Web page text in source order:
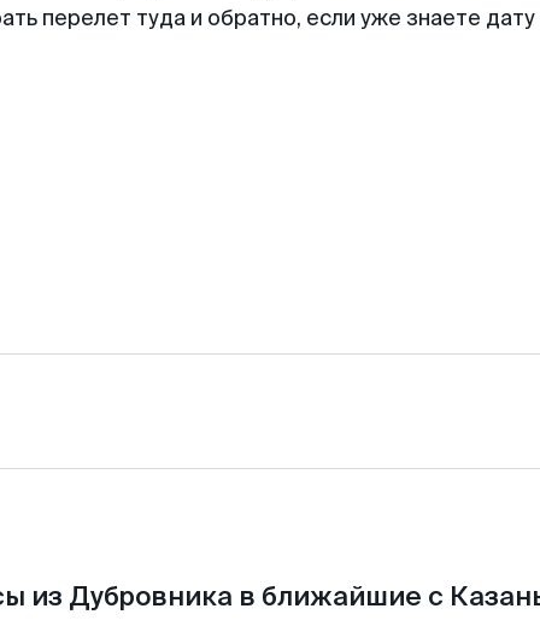
перелет туда и обратно, если уже знаете
из Дубровника в ближайшие с